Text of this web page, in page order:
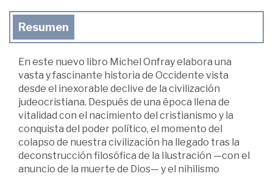
Resumen
En este nuevo libro Michel Onfray elabora una
vasta y fascinante historia de Occidente vista
desde el inexorable declive de la civilización
judeocristiana. Después de una época llena de
vitalidad con el nacimiento del cristianismo y la
conquista del poder político, el momento del
colapso de nuestra civilización ha llegado tras la
deconstrucción filosófica de la Ilustración —con el
anuncio de la muerte de Dios— y el nihilismo